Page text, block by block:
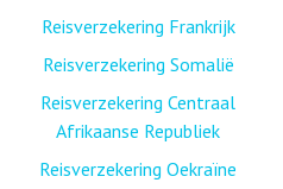
Reisverzekering Frankrijk
Reisverzekering Somalië
Reisverzekering Centraal
Afrikaanse Republiek
Reisverzekering Oekraïne